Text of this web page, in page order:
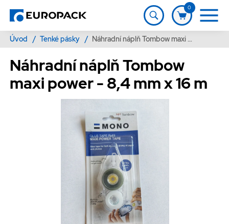
0
Úvod / Tenké pásky / Náhradní náplň Tombow maxi power - 8,4 mm x 16 m
Náhradní náplň Tombow
maxi power - 8,4 mm x 16 m